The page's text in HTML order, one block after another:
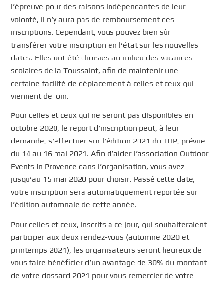
l’épreuve pour des raisons indépendantes de leur
volonté, il n’y aura pas de remboursement des
inscriptions. Cependant, vous pouvez bien sûr
transférer votre inscription en l’état sur les nouvelles
dates. Elles ont été choisies au milieu des vacances
scolaires de la Toussaint, afin de maintenir une
certaine facilité de déplacement à celles et ceux qui
viennent de loin.
Pour celles et ceux qui ne seront pas disponibles en
octobre 2020, le report d’inscription peut, à leur
demande, s’effectuer sur l’édition 2021 du THP, prévue
du 14 au 16 mai 2021. Afin d’aider l’association Outdoor
Events In Provence dans l’organisation, vous avez
jusqu’au 15 mai 2020 pour choisir. Passé cette date,
votre inscription sera automatiquement reportée sur
l’édition automnale de cette année.
Pour celles et ceux, inscrits à ce jour, qui souhaiteraient
participer aux deux rendez-vous (automne 2020 et
printemps 2021), les organisateurs seront heureux de
vous faire bénéficier d’un avantage de 30% du montant
de votre dossard 2021 pour vous remercier de votre